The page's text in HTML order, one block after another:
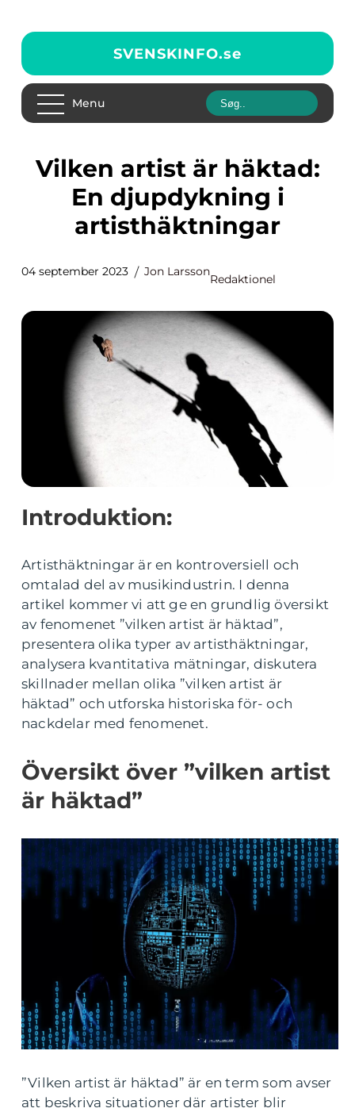
SVENSKINFO.se
Menu
Vilken artist är häktad:
En djupdykning i
artisthäktningar
04 september 2023 Jon Larsson
Redaktionel
Introduktion:
Artisthäktningar är en kontroversiell och
omtalad del av musikindustrin. I denna
artikel kommer vi att ge en grundlig översikt
av fenomenet ”vilken artist är häktad”,
presentera olika typer av artisthäktningar,
analysera kvantitativa mätningar, diskutera
skillnader mellan olika ”vilken artist är
häktad” och utforska historiska för- och
nackdelar med fenomenet.
Översikt över ”vilken artist
är häktad”
”Vilken artist är häktad” är en term som avser
att beskriva situationer där artister blir